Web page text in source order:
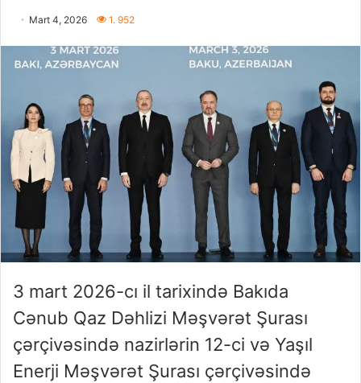
Mart 4, 2026 1. 952
3 mart 2026-cı il tarixində Bakıda
Cənub Qaz Dəhlizi Məşvərət Şurası
çərçivəsində nazirlərin 12-ci və Yaşıl
Enerji Məşvərət Şurası çərçivəsində